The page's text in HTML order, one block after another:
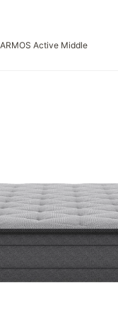
Active Middle